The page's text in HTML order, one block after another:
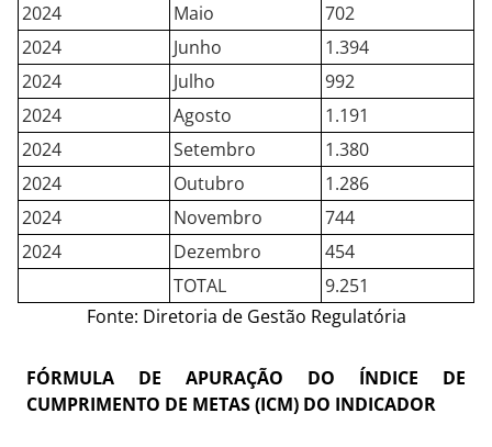
2024
Maio
702
2024
Junho
1.394
2024
Julho
992
2024
Agosto
1.191
2024
Setembro
1.380
2024
Outubro
1.286
2024
Novembro
744
2024
Dezembro
454
TOTAL
9.251
Fonte: Diretoria de Gestão Regulatória
FÓRMULA DE APURAÇÃO DO ÍNDICE DE
CUMPRIMENTO DE METAS (ICM) DO INDICADOR